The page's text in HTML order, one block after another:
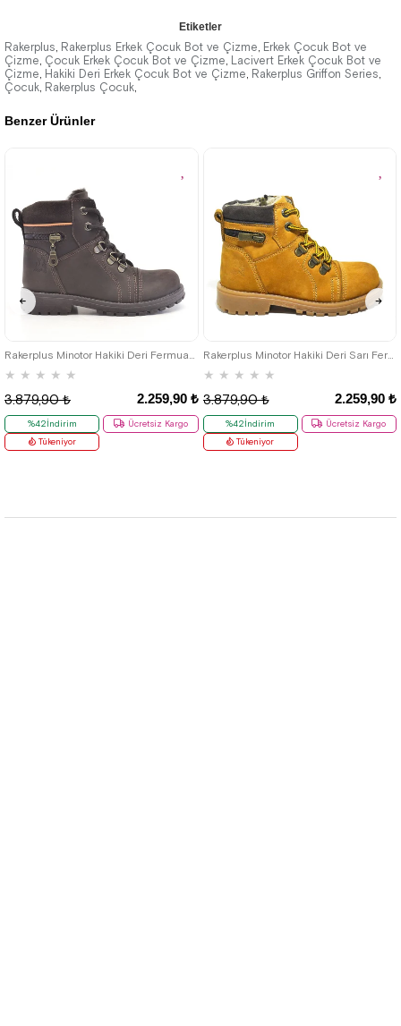
2.259,90 ₺
3.879,90 ₺
★ ★ ★
2.259,90 ₺
3.879,90 ₺
Benzer Ürünler
★ ★ ★ ★ ★
2.259,90 ₺
3.879,90 ₺
%42İndirim
Ücretsiz Kargo
Tükeniyor
26 27 28 29 30 31
32
Rakerplus Minotor Hakiki Deri Sarı Fermuarlı Çocuk Bot
★ ★ ★ ★ ★
2.259,90 ₺
3.879,90 ₺
%42İndirim
Ücretsiz Kargo
Tükeniyor
26 27 28 29 30 31
32
Etiketler
Rakerplus, Rakerplus Erkek Çocuk Bot ve Çizme, Erkek Çocuk Bot ve
Çizme, Çocuk Erkek Çocuk Bot ve Çizme, Lacivert Erkek Çocuk Bot ve
Çizme, Hakiki Deri Erkek Çocuk Bot ve Çizme, Rakerplus Griffon Series,
Çocuk, Rakerplus Çocuk,